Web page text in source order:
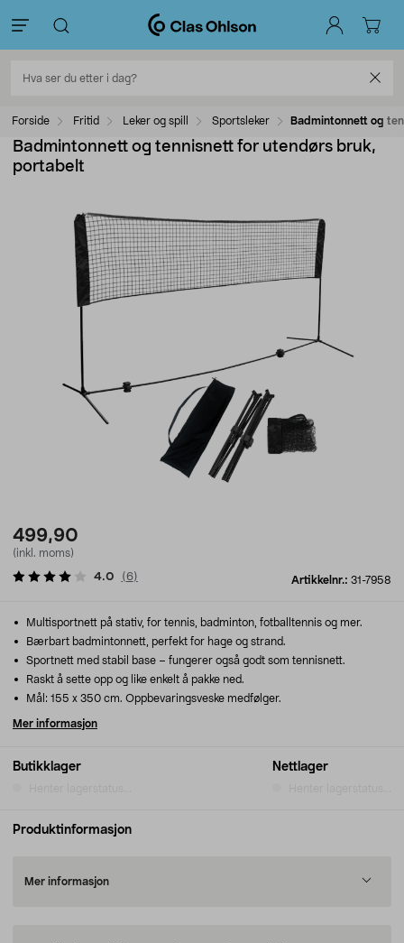
Forside Fritid Leker og spill Sportsleker Badmintonnett og
Badmintonnett og tennisnett for utendørs bruk,
portabelt
499,90
(inkl. moms)
Artikkelnr.: 31-7958
4.0 (6)
Butikklager Nettlager
Multisportnett på stativ, for tennis, badminton, fotballtennis og mer.
Bærbart badmintonnett, perfekt for hage og strand.
Sportnett med stabil base – fungerer også godt som tennisnett.
Raskt å sette opp og like enkelt å pakke ned.
Mål: 155 x 350 cm. Oppbevaringsveske medfølger.
Mer informasjon
Produktinformasjon
Mer informasjon